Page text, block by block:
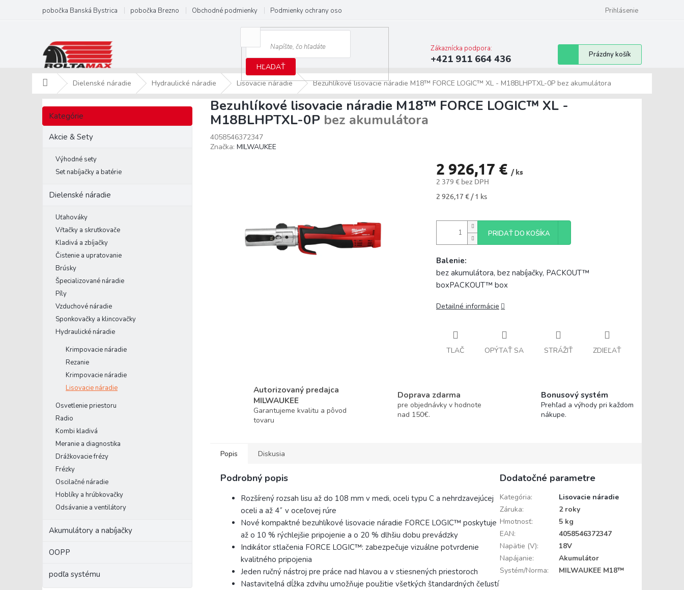
obsah
pobočka Banská Bystrica pobočka Brezno Obchodné podmienky Podmienky ochrany osobných údajov Prihlásenie
HĽADAŤ
Zákaznícka podpora:
+421 911 664 436
Nákupný
košík
Prázdny košík
DomovDielenské náradie Hydraulické náradie Lisovacie náradie Bezuhlíkové lisovacie náradie M18™ FORCE LOGIC™ XL - M18BLHPTXL-0P bez akumulátora
B
č
Preskočiť
kategórie
Kategórie
Akcie & Sety
Výhodné sety
Set nabíjačky a batérie
Dielenské náradie
Uťahováky
Vŕtačky a skrutkovače
Kladivá a zbíjačky
Čistenie a upratovanie
Brúsky
Špecializované náradie
Píly
Vzduchové náradie
Sponkovačky a klincovačky
Hydraulické náradie
Krimpovacie náradie
Rezanie
Krimpovacie náradie
Lisovacie náradie
Osvetlenie priestoru
Radio
Kombi kladivá
Meranie a diagnostika
Drážkovacie frézy
Frézky
Oscilačné náradie
Hoblíky a hrúbkovačky
Odsávanie a ventilátory
Akumulátory a nabíjačky
OOPP
podľa systému
Bezuhlíkové lisovacie náradie M18™ FORCE LOGIC™ XL -
M18BLHPTXL-0P bez akumulátora
4058546372347
Značka: MILWAUKEE
2 926,17 € / ks
2 379 € bez DPH
Jednotková
2 926,17 € / 1 ks
PRIDAŤ DO KOŠÍKA
Balenie:
bez akumulátora, bez nabíjačky, PACKOUT™
boxPACKOUT™ box
Detailné informácie
TLAČ OPÝTAŤ SA STRÁŽIŤ ZDIEĽAŤ
Autorizovaný predajca
MILWAUKEE
Garantujeme kvalitu a pôvod
tovaru
Doprava zdarma
pre objednávky v hodnote
nad 150€.
Bonusový systém
Prehľad a výhody pri každom
nákupe.
Popis Diskusia
Podrobný popis
Rozšírený rozsah lisu až do 108 mm v medi, oceli typu C a nehrdzavejúcej
oceli a až 4˝ v oceľovej rúre
Nové kompaktné bezuhlíkové lisovacie náradie FORCE LOGIC™ poskytuje
až o 10 % rýchlejšie pripojenie a o 20 % dlhšiu dobu prevádzky
Indikátor stlačenia FORCE LOGIC™: zabezpečuje vizuálne potvrdenie
kvalitného pripojenia
Jeden ručný nástroj pre práce nad hlavou a v stiesnených priestoroch
Nastaviteľná dĺžka zdvihu umožňuje použitie všetkých štandardných čeľustí
Dodatočné parametre
Kategória:
Lisovacie náradie
Záruka:
2 roky
Hmotnosť:
5 kg
EAN:
4058546372347
Napätie (V):
18V
Napájanie:
Akumulátor
Systém/Norma: MILWAUKEE M18™